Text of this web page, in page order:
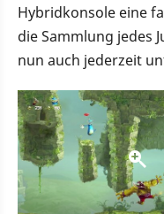
Hybridkonsole eine
die Sammlung jedes
nun auch jederzeit